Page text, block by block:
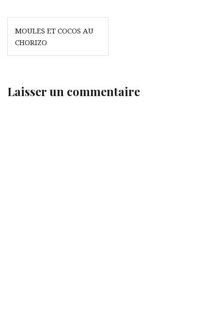
Navigation
de
l’article
MOULES ET COCOS AU
CHORIZO
Laisser un commentaire